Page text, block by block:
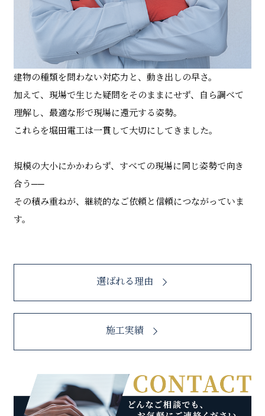
建物の種類を問わない対応力と、動き出しの早さ。
加えて、現場で生じた疑問をそのままにせず、自ら調べて
理解し、最適な形で現場に還元する姿勢。
これらを堀田電工は一貫して大切にしてきました。
規模の大小にかかわらず、すべての現場に同じ姿勢で向き
合う──
その積み重ねが、継続的なご依頼と信頼につながっていま
す。
選ばれる理由
施工実績